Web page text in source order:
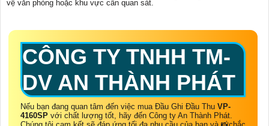
vệ văn phòng hoặc khu vực cần quan sát.
CÔNG TY TNHH TM-
DV AN THÀNH PHÁT
Nếu bạn đang quan tâm đến việc mua Đầu Ghi Đầu Thu VP-
4160SP với chất lượng tốt, hãy đến Công ty An Thành Phát.